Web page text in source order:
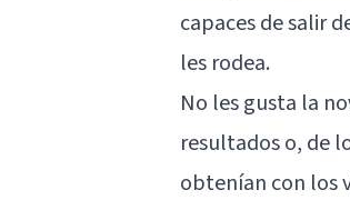
capaces de salir
les rodea.
No les gusta la
resultados o, de
obtenían con los